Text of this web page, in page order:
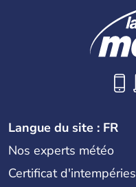
Langue du site : FR
Nos experts météo
Certificat d'intempéries